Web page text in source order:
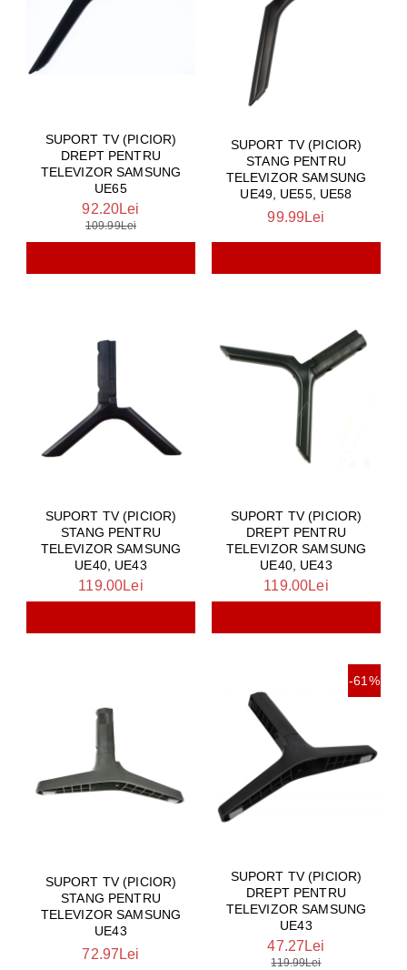
SUPORT TV (PICIOR)
DREPT PENTRU
TELEVIZOR SAMSUNG
UE65
92.20Lei
109.99Lei
SUPORT TV (PICIOR)
STANG PENTRU
TELEVIZOR SAMSUNG
UE49, UE55, UE58
99.99Lei
SUPORT TV (PICIOR)
STANG PENTRU
TELEVIZOR SAMSUNG
UE40, UE43
119.00Lei
SUPORT TV (PICIOR)
DREPT PENTRU
TELEVIZOR SAMSUNG
UE40, UE43
119.00Lei
SUPORT TV (PICIOR)
STANG PENTRU
TELEVIZOR SAMSUNG
UE43
72.97Lei
-61%
SUPORT TV (PICIOR)
DREPT PENTRU
TELEVIZOR SAMSUNG
UE43
47.27Lei
119.99Lei